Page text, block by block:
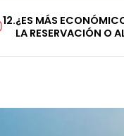
12.¿ES MÁS
LA RESERVACIÓN O